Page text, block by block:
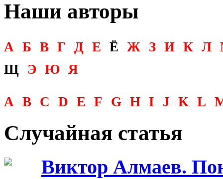
Наши авторы
А Б В Г Д Е Ё Ж З И К Л
Щ Э Ю Я
A B C D E F G H I J K L
Случайная статья
Виктор Алмаев.